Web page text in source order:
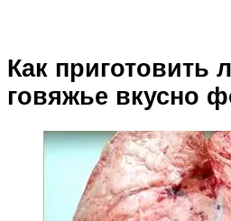
Как приготовить
говяжье вкусно